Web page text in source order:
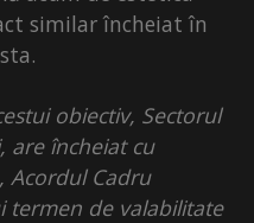
similar încheiat în
obiectiv, Sectorul
are încheiat cu
Acordul Cadru
termen de valabilitate